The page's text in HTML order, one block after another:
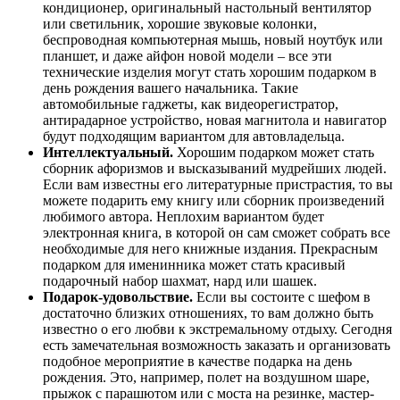
кондиционер, оригинальный настольный вентилятор
или светильник, хорошие звуковые колонки,
беспроводная компьютерная мышь, новый ноутбук или
планшет, и даже айфон новой модели – все эти
технические изделия могут стать хорошим подарком в
день рождения вашего начальника. Такие
автомобильные гаджеты, как видеорегистратор,
антирадарное устройство, новая магнитола и навигатор
будут подходящим вариантом для автовладельца.
Интеллектуальный. Хорошим подарком может стать
сборник афоризмов и высказываний мудрейших людей.
Если вам известны его литературные пристрастия, то вы
можете подарить ему книгу или сборник произведений
любимого автора. Неплохим вариантом будет
электронная книга, в которой он сам сможет собрать все
необходимые для него книжные издания. Прекрасным
подарком для именинника может стать красивый
подарочный набор шахмат, нард или шашек.
Подарок-удовольствие. Если вы состоите с шефом в
достаточно близких отношениях, то вам должно быть
известно о его любви к экстремальному отдыху. Сегодня
есть замечательная возможность заказать и организовать
подобное мероприятие в качестве подарка на день
рождения. Это, например, полет на воздушном шаре,
прыжок с парашютом или с моста на резинке, мастер-